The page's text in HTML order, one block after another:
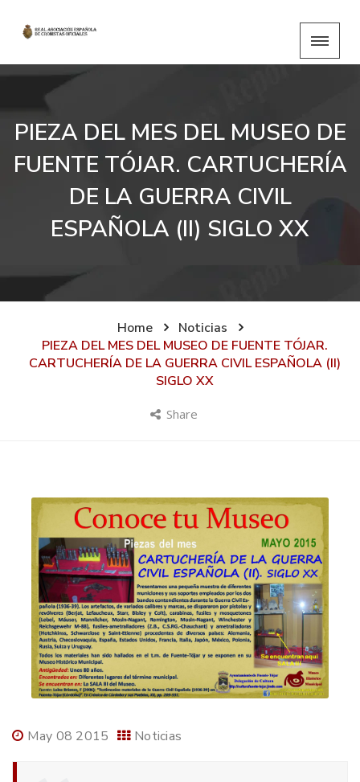
PIEZA DEL MES DEL MUSEO DE
FUENTE TÓJAR. CARTUCHERÍA
DE LA GUERRA CIVIL
ESPAÑOLA (II) SIGLO XX
Home
Noticias
PIEZA DEL MES DEL MUSEO DE FUENTE TÓJAR.
CARTUCHERÍA DE LA GUERRA CIVIL ESPAÑOLA (II)
SIGLO XX
Share
May 08 2015 Noticias